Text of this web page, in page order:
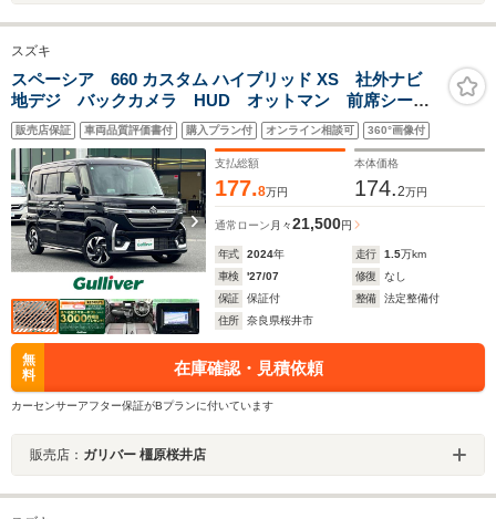
スズキ
スペーシア 660 カスタム ハイブリッド XS 社外ナビ
地デジ バックカメラ HUD オットマン 前席シート
ヒーター ETC 前後ドライブレコーダー 両側パワー
スライドドア ステアリングヒーター 革巻きステアリ
ング デュアルカメラブレーキサポート
販売店保証 車両品質評価書付 購入プラン付 オンライン相談可 360°画像付
支払総額
177.8万円
本体価格
174.2万円
通常ローン 月々21,500円
年式 2024年 走行 1.5万km
車検
'27/07 修復
なし
保証
保証付 整備
法定整備付
住所
奈良県桜井市
無
料
在庫確認・見積依頼
カーセンサーアフター保証がBプランに付いています
販売店： ガリバー 橿原桜井店